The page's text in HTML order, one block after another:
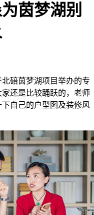
茵梦湖别
碚茵梦湖项目举办的专
还是比较踊跃的，老师
自己的户型图及装修风